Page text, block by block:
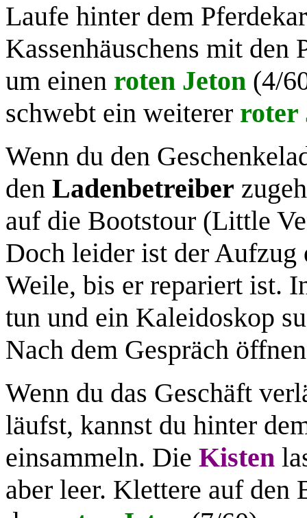
Laufe hinter dem
Kassenhäuschens mit den
um einen roten Jeton (4/
schwebt ein weiterer roter
Wenn du den
den Ladenbetreiber
auf die Bootstour (Little
Doch leider ist der Aufzug
Weile, bis er repariert ist.
tun und ein Kaleidoskop
Nach dem Gespräch
Wenn du das Geschäft
läufst, kannst du hinter
einsammeln. Die Kisten
aber leer. Klettere auf den